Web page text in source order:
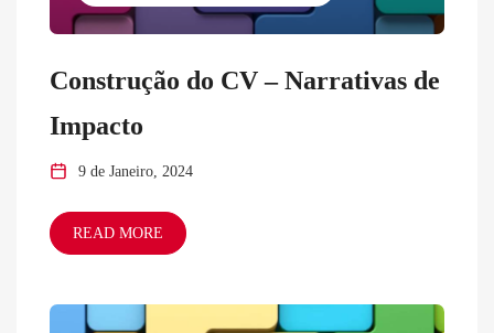
Construção do CV – Narrativas de
Impacto
9 de Janeiro, 2024
READ MORE